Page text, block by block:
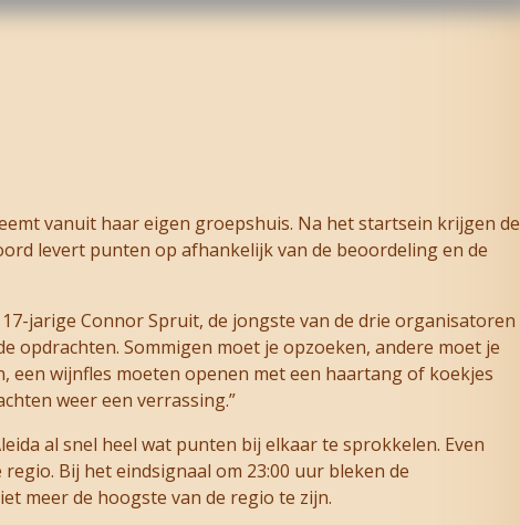
vanuit haar eigen groepshuis. Na het startsein krijgen de
levert punten op afhankelijk van de beoordeling en de
jarige Connor Spruit, de jongste van de drie organisatoren
opdrachten. Sommigen moet je opzoeken, andere moet je
een wijnfles moeten openen met een haartang of koekjes
weer een verrassing.”
al snel heel wat punten bij elkaar te sprokkelen. Even
Bij het eindsignaal om 23:00 uur bleken de
meer de hoogste van de regio te zijn.